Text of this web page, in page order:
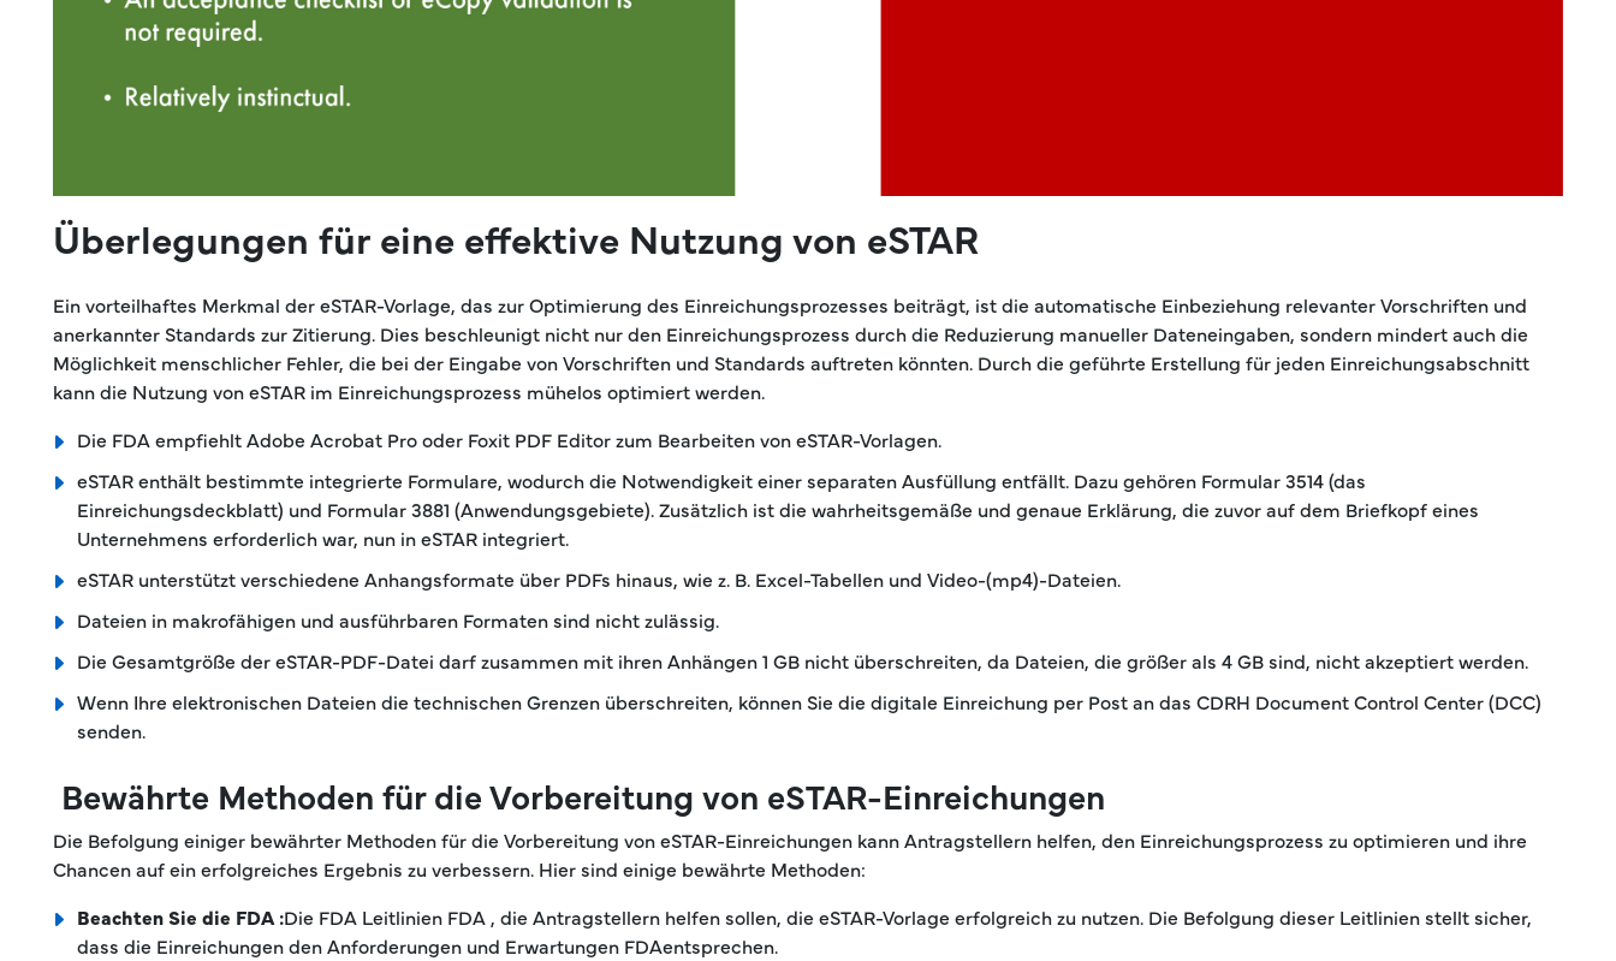
Überlegungen für eine effektive Nutzung von eSTAR
Ein vorteilhaftes Merkmal der eSTAR-Vorlage, das zur Optimierung des Einreichungsprozesses beiträgt, ist die automatische Einbeziehung relevanter Vorschriften und
anerkannter Standards zur Zitierung. Dies beschleunigt nicht nur den Einreichungsprozess durch die Reduzierung manueller Dateneingaben, sondern mindert auch die
Möglichkeit menschlicher Fehler, die bei der Eingabe von Vorschriften und Standards auftreten könnten. Durch die geführte Erstellung für jeden Einreichungsabschnitt
kann die Nutzung von eSTAR im Einreichungsprozess mühelos optimiert werden.
Die FDA empfiehlt Adobe Acrobat Pro oder Foxit PDF Editor zum Bearbeiten von eSTAR-Vorlagen.
eSTAR enthält bestimmte integrierte Formulare, wodurch die Notwendigkeit einer separaten Ausfüllung entfällt. Dazu gehören Formular 3514 (das
Einreichungsdeckblatt) und Formular 3881 (Anwendungsgebiete). Zusätzlich ist die wahrheitsgemäße und genaue Erklärung, die zuvor auf dem Briefkopf eines
Unternehmens erforderlich war, nun in eSTAR integriert.
eSTAR unterstützt verschiedene Anhangsformate über PDFs hinaus, wie z. B. Excel-Tabellen und Video-(mp4)-Dateien.
Dateien in makrofähigen und ausführbaren Formaten sind nicht zulässig.
Die Gesamtgröße der eSTAR-PDF-Datei darf zusammen mit ihren Anhängen 1 GB nicht überschreiten, da Dateien, die größer als 4 GB sind, nicht akzeptiert werden.
Wenn Ihre elektronischen Dateien die technischen Grenzen überschreiten, können Sie die digitale Einreichung per Post an das CDRH Document Control Center (DCC)
senden.
Bewährte Methoden für die Vorbereitung von eSTAR-Einreichungen
Die Befolgung einiger bewährter Methoden für die Vorbereitung von eSTAR-Einreichungen kann Antragstellern helfen, den Einreichungsprozess zu optimieren und ihre
Chancen auf ein erfolgreiches Ergebnis zu verbessern. Hier sind einige bewährte Methoden:
Beachten Sie die FDA :Die FDA Leitlinien FDA , die Antragstellern helfen sollen, die eSTAR-Vorlage erfolgreich zu nutzen. Die Befolgung dieser Leitlinien stellt sicher,
dass die Einreichungen den Anforderungen und Erwartungen FDAentsprechen.